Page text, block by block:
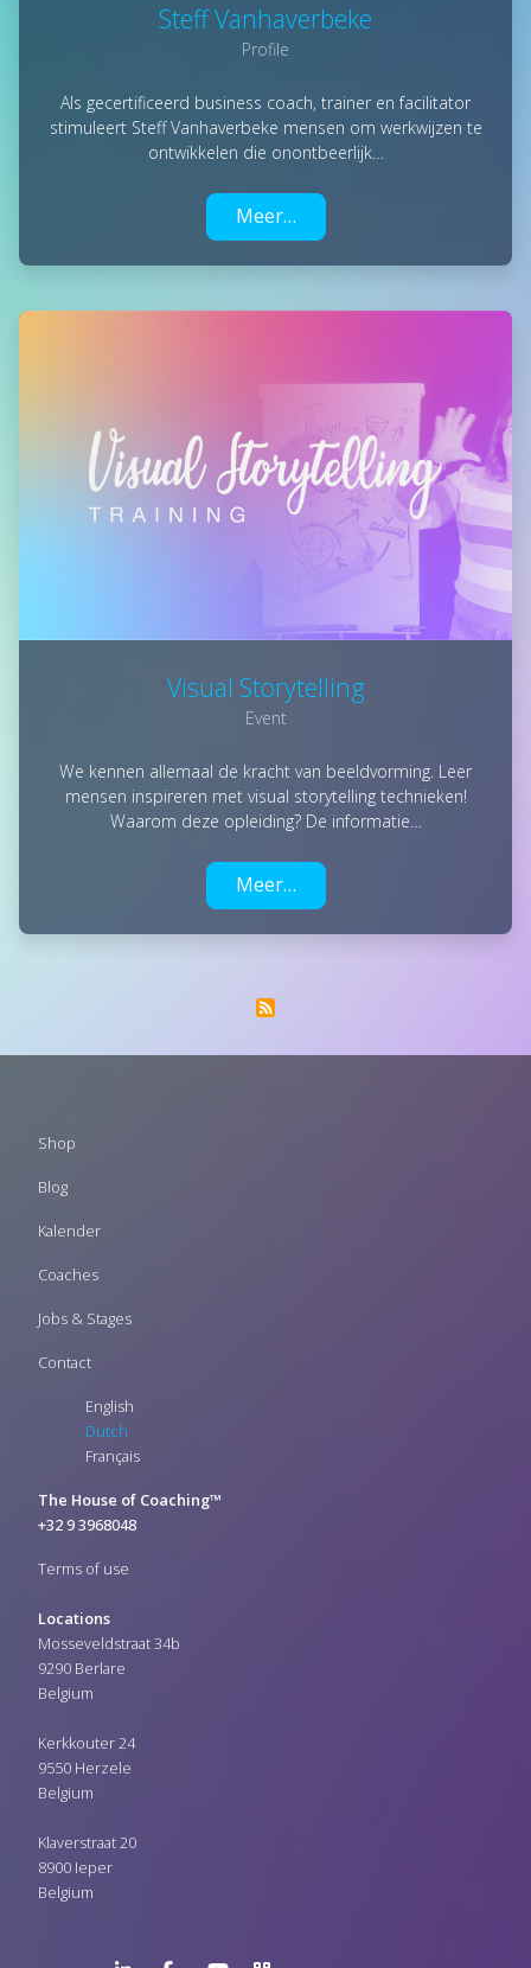
Steff Vanhaverbeke
Profile
Als gecertificeerd business coach, trainer en facilitator
stimuleert Steff Vanhaverbeke mensen om werkwijzen te
ontwikkelen die onontbeerlijk…
Meer…
Visual Storytelling
Event
We kennen allemaal de kracht van beeldvorming. Leer
mensen inspireren met visual storytelling technieken!
Waarom deze opleiding? De informatie…
Meer…
Footer
Shop
Blog
Kalender
Coaches
Jobs & Stages
Contact
English
Dutch
Français
The House of Coaching™
+32 9 3968048
Terms of use
Locations
Mosseveldstraat 34b
9290 Berlare
Belgium
Kerkkouter 24
9550 Herzele
Belgium
Klaverstraat 20
8900 Ieper
Belgium